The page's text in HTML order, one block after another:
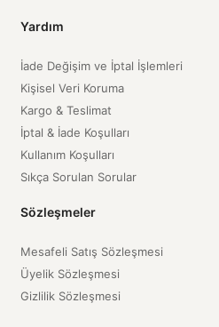
Yardım
İade Değişim ve İptal İşlemleri
Kişisel Veri Koruma
Kargo & Teslimat
İptal & İade Koşulları
Kullanım Koşulları
Sıkça Sorulan Sorular
Sözleşmeler
Mesafeli Satış Sözleşmesi
Üyelik Sözleşmesi
Gizlilik Sözleşmesi